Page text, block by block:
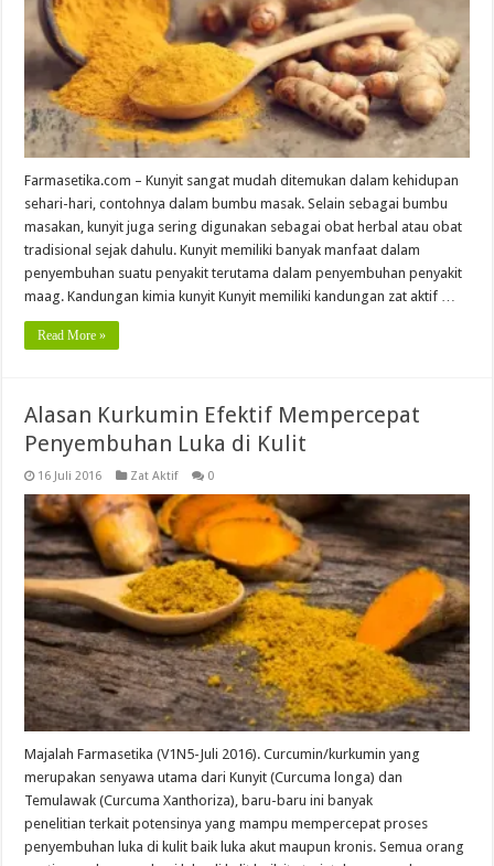
Farmasetika.com – Kunyit sangat mudah ditemukan dalam kehidupan
sehari-hari, contohnya dalam bumbu masak. Selain sebagai bumbu
masakan, kunyit juga sering digunakan sebagai obat herbal atau obat
tradisional sejak dahulu. Kunyit memiliki banyak manfaat dalam
penyembuhan suatu penyakit terutama dalam penyembuhan penyakit
maag. Kandungan kimia kunyit Kunyit memiliki kandungan zat aktif …
Read More »
Alasan Kurkumin Efektif Mempercepat
Penyembuhan Luka di Kulit
16 Juli 2016 Zat Aktif 0
Majalah Farmasetika (V1N5-Juli 2016). Curcumin/kurkumin yang
merupakan senyawa utama dari Kunyit (Curcuma longa) dan
Temulawak (Curcuma Xanthoriza), baru-baru ini banyak
penelitian terkait potensinya yang mampu mempercepat proses
penyembuhan luka di kulit baik luka akut maupun kronis. Semua orang